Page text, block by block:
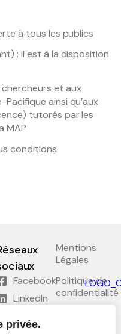
privée.
à tous les publics
: il est à la disposition
et aux
ainsi qu’aux
tutorés par les
MAP
conditions
Facebook
LinkedIn
Mentions
Légales
Politique de
confidentialité